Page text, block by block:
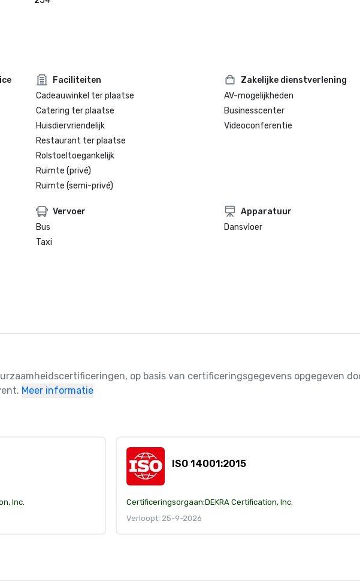
Faciliteiten
Cadeauwinkel ter plaatse
Catering ter plaatse
Huisdiervriendelijk
Restaurant ter plaatse
Rolstoeltoegankelijk
Ruimte (privé)
Ruimte (semi-privé)
Zakelijke dienstverlening
AV-mogelijkheden
Businesscenter
Videoconferentie
Vervoer
Bus
Taxi
Apparatuur
Dansvloer
op basis van certificeringsgegevens opgegeven
Meer informatie
Inc.
ISO 14001:2015
Certificeringsorgaan:DEKRA Certification, Inc.
Verloopt: 25-9-2026